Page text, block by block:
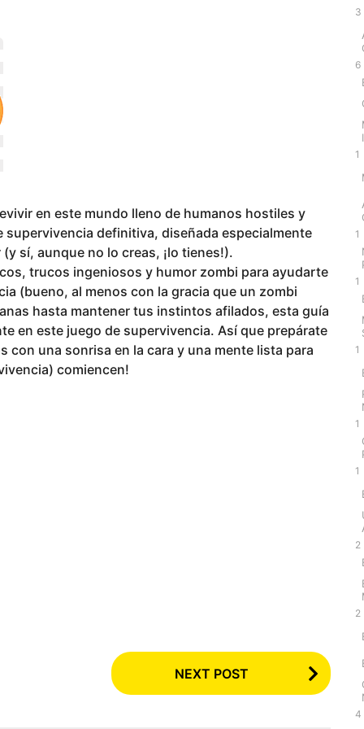
en este mundo lleno de humanos hostiles y
definitiva, diseñada especialmente
sí, aunque no lo creas, ¡lo tienes!).
trucos ingeniosos y humor zombi para ayudarte
(bueno, al menos con la gracia que un zombi
hasta mantener tus instintos afilados, esta guía
en este juego de supervivencia. Así que prepárate
una sonrisa en la cara y una mente lista para
comiencen!
NEXT POST
3
6
1
1
1
1
1
1
2
2
4